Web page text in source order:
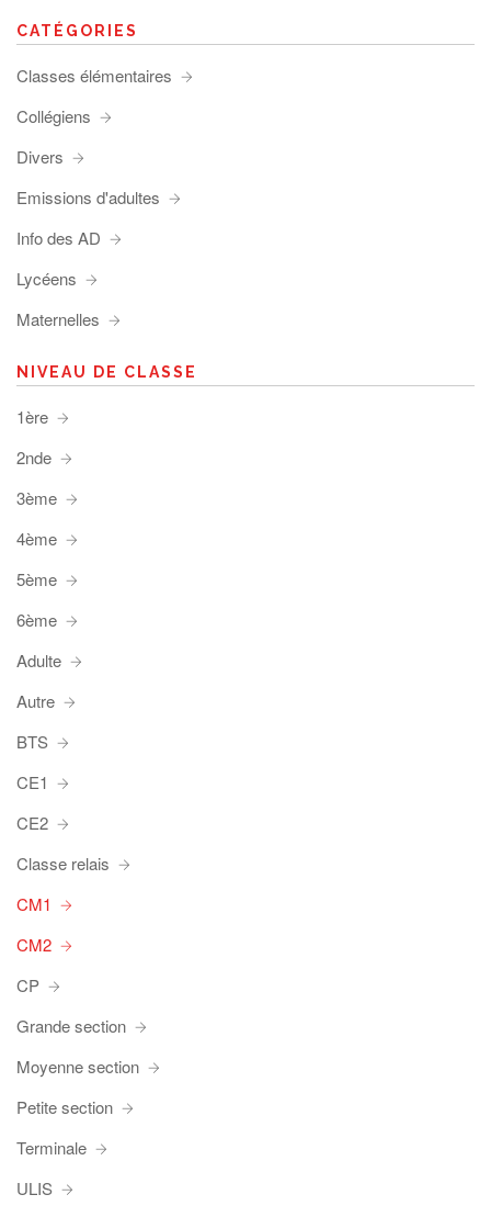
CATÉGORIES
Classes élémentaires
Collégiens
Divers
Emissions d'adultes
Info des AD
Lycéens
Maternelles
NIVEAU DE CLASSE
1ère
2nde
3ème
4ème
5ème
6ème
Adulte
Autre
BTS
CE1
CE2
Classe relais
CM1
CM2
CP
Grande section
Moyenne section
Petite section
Terminale
ULIS